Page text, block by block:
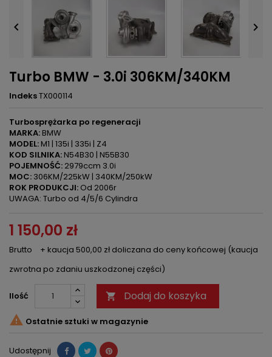
 
Turbo BMW - 3.0i 306KM/340KM
IndeksTX000114
Turbosprężarka po regeneracji
MARKA:BMW
MODEL:M1 | 135i | 335i | Z4
KOD SILNIKA:N54B30 | N55B30
POJEMNOŚĆ: 2979ccm 3.0i
MOC: 306KM/225kW | 340KM/250kW
ROK PRODUKCJI: Od 2006r
UWAGA: Turbo od 4/5/6 Cylindra
1 150,00 zł
Brutto
+ kaucja 500,00 zł doliczana do ceny końcowej (kaucja
zwrotna po zdaniu uszkodzonej części)
Ilość  Dodaj do koszyka
 Ostatnie sztuki w magazynie
Udostępnij